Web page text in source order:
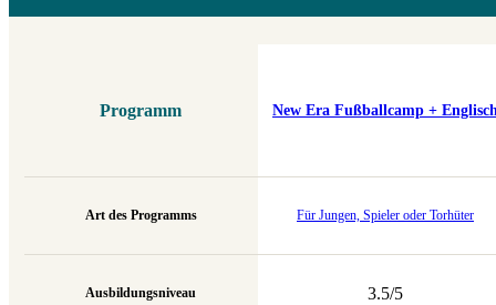
Programm
Art des Programms
Ausbildungsniveau
New Era Fußballcamp +
Für Jungen, Spieler oder Torhüter
3.5/5